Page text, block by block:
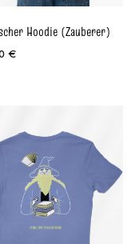
Hoodie (Zauberer)
€